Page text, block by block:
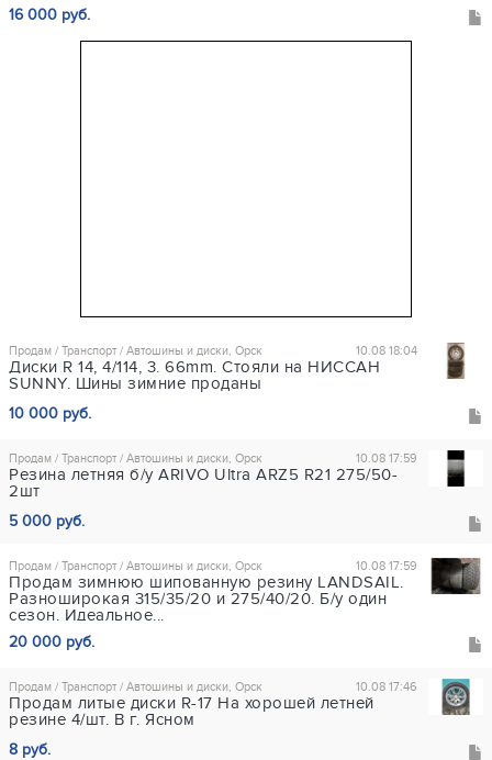
16 000 руб.
10.08 18:04
Продам / Транспорт / Автошины и диски, Орск
Диски R 14, 4/114, 3. 66mm. Стояли на НИССАН
SUNNY. Шины зимние проданы
10 000 руб.
10.08 17:59
Продам / Транспорт / Автошины и диски, Орск
Резина летняя б/у ARIVO Ultra ARZ5 R21 275/50-
2шт
5 000 руб.
10.08 17:59
Продам / Транспорт / Автошины и диски, Орск
Продам зимнюю шипованную резину LANDSAIL.
Разноширокая 315/35/20 и 275/40/20. Б/у один
сезон. Идеальное...
20 000 руб.
10.08 17:46
Продам / Транспорт / Автошины и диски, Орск
Продам литые диски R-17 На хорошей летней
резине 4/шт. В г. Ясном
8 руб.